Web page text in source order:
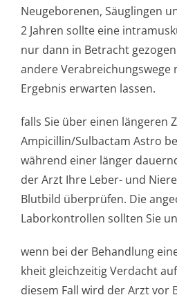
Neugeborenen, Säuglingen
2 Jahren sollte eine
nur dann in Betracht
andere Verabreichungswege
Ergebnis erwarten lassen.
falls Sie über einen längeren
Ampicillin/Sul­bactam Astro
während einer länger
der Arzt Ihre Leber- und
Blutbild überprüfen. Die
Laborkontrollen sollten Sie
wenn bei der Behandlung
kheit gleichzeitig Verdacht
diesem Fall wird der Arzt vor